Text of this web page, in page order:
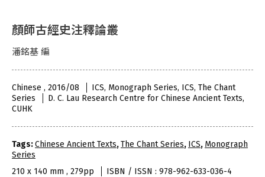
顏師古經史注釋論叢
潘銘基 編
Chinese , 2016/08
ICS, Monograph Series, ICS, The Chant
Series
D. C. Lau Research Centre for Chinese Ancient Texts,
CUHK
Tags:Chinese Ancient Texts,The Chant Series, ICS, Monograph
Series
210 x 140 mm , 279pp
ISBN / ISSN : 978-962-633-036-4